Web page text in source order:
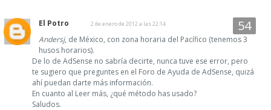
El Potro 2 de enero de 2012 a las 22:14
Andersj, de México, con zona horaria del Pacífico (tenemos 3
husos horarios).
De lo de AdSense no sabría decirte, nunca tuve ese error, pero
te sugiero que preguntes en el Foro de Ayuda de AdSense, quizá
ahí puedan darte más información.
En cuanto al Leer más, ¿qué método has usado?
Saludos.